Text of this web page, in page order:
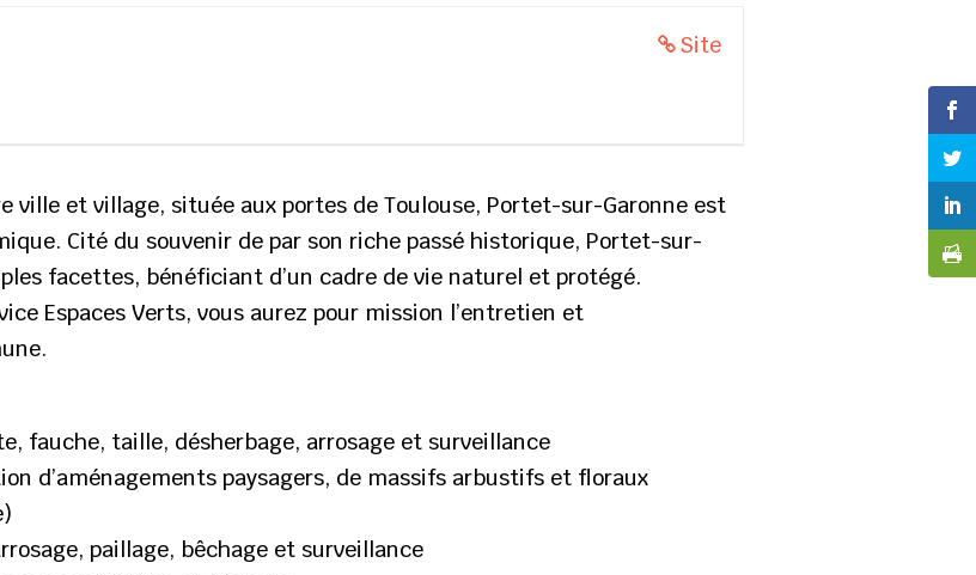
Site
ville et village, située aux portes de Toulouse, Portet-sur-Garonne est
Cité du souvenir de par son riche passé historique, Portet-sur-
facettes, bénéficiant d’un cadre de vie naturel et protégé.
Espaces Verts, vous aurez pour mission l’entretien et
fauche, taille, désherbage, arrosage et surveillance
d’aménagements paysagers, de massifs arbustifs et floraux
paillage, bêchage et surveillance